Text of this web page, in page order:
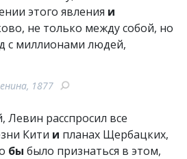
этого явления и
не только между собой, но
с миллионами людей,
1877
расспросил все
Кити и планах Щербацких,
бы было признаться в этом,